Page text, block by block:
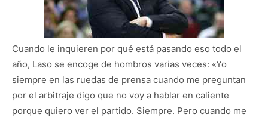
Cuando le inquieren por qué está pasando eso todo el
año, Laso se encoge de hombros varias veces: «Yo
siempre en las ruedas de prensa cuando me preguntan
por el arbitraje digo que no voy a hablar en caliente
porque quiero ver el partido. Siempre. Pero cuando me